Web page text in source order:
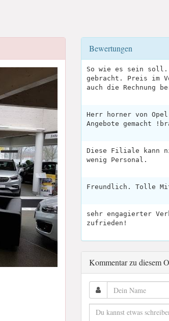
Bewertungen
So wie es sein soll.
gebracht. Preis im
auch die Rechnung
Herr horner von
Angebote gemacht
Diese Filiale kann
wenig Personal.
Freundlich. Tolle
sehr engagierter
zufrieden!
Kommentar zu diesem